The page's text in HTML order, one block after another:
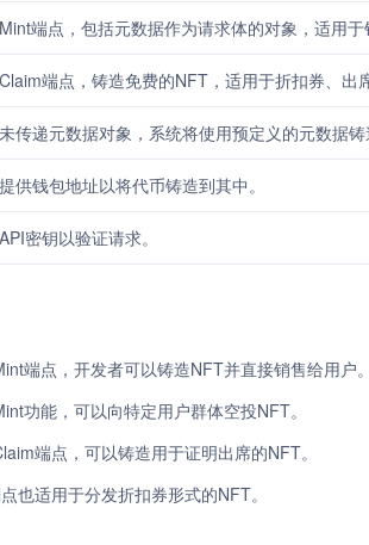
端点，包括元数据作为请求体的对象，适用
端点，铸造免费的NFT，适用于折扣券、出
传递元数据对象，系统将使用预定义的元数据
供钱包地址以将代币铸造到其中。
密钥以验证请求。
端点，开发者可以铸造NFT并直接销售给用户
功能，可以向特定用户群体空投NFT。
端点，可以铸造用于证明出席的NFT。
也适用于分发折扣券形式的NFT。